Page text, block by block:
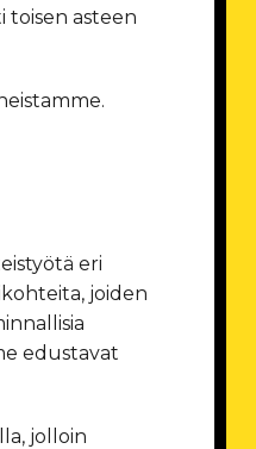
toisen asteen
eri
joiden
edustavat
jolloin